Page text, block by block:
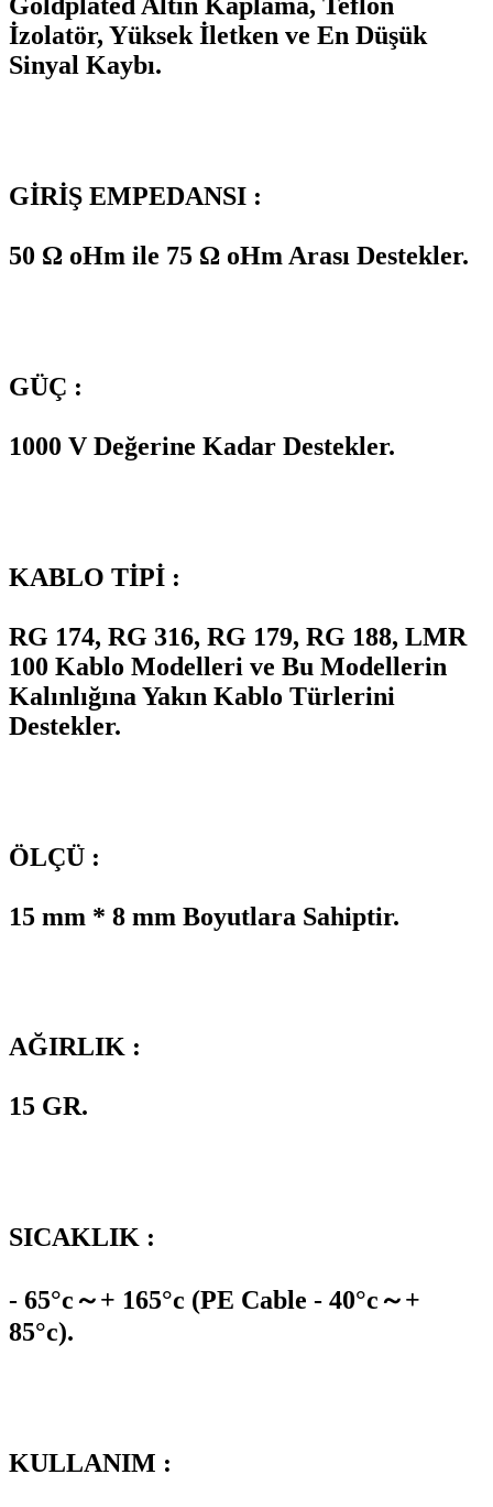
Goldplated Altın Kaplama, Teflon
İzolatör, Yüksek İletken ve En Düşük
Sinyal Kaybı.
GİRİŞ EMPEDANSI :
50 Ω oHm ile 75 Ω oHm Arası Destekler.
GÜÇ :
1000 V Değerine Kadar Destekler.
KABLO TİPİ :
RG 174, RG 316, RG 179, RG 188, LMR
100 Kablo Modelleri ve Bu Modellerin
Kalınlığına Yakın Kablo Türlerini
Destekler.
ÖLÇÜ :
15 mm * 8 mm Boyutlara Sahiptir.
AĞIRLIK :
15 GR.
SICAKLIK :
- 65°c～+ 165°c (PE Cable - 40°c～+
85°c).
KULLANIM :